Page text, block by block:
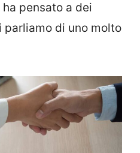
pensato a dei
di uno molto